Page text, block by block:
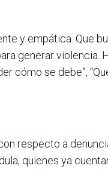
y empática. Que
generar
cómo se debe”,
respecto a
quienes ya